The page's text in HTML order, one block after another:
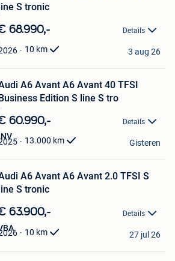
S tronic
68.990,- Details
10 km 3 aug 26
A6 Avant A6 Avant 40 TFSI
Edition S line S tro
60.990,- Details
13.000 km Gisteren
A6 Avant A6 Avant 2.0 TFSI S
line S tronic
63.900,- Details
10 km 27 jul 26